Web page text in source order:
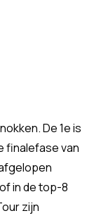
De 1e is
finalefase van
in de top-8
zijn